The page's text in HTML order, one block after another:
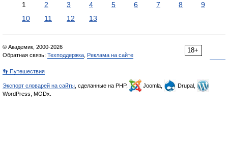
1 2 3 4 5 6 7 8
9
10
11 12 13
18+
© Академик, 2000-2026
Обратная связь: Техподдержка Реклама на сайте
👣 Путешествия
Экспорт словарей на сайты , сделанные на PHP, Joomla,
Drupal,
WordPress, MODx.